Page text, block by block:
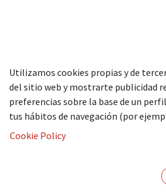
Esta solución de Comercio
marco de la convocatoria de la
Financiada con fondos de los
NextGenerationalEU y del plan
Utilizamos cookies propias y de
del sitio web y mostrarte publicidad
preferencias sobre la base de un
tus hábitos de navegación (por
Cookie Policy